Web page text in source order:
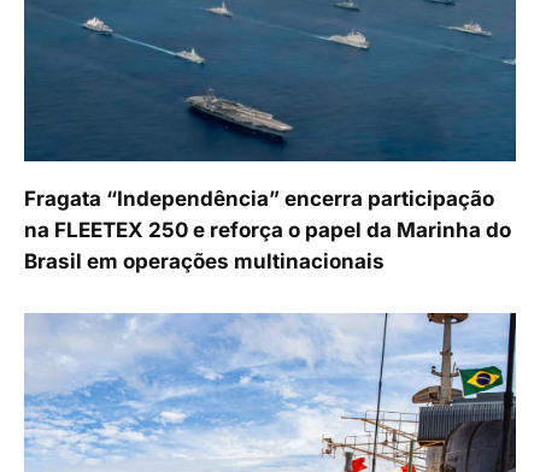
Fragata “Independência” encerra participação
na FLEETEX 250 e reforça o papel da Marinha do
Brasil em operações multinacionais